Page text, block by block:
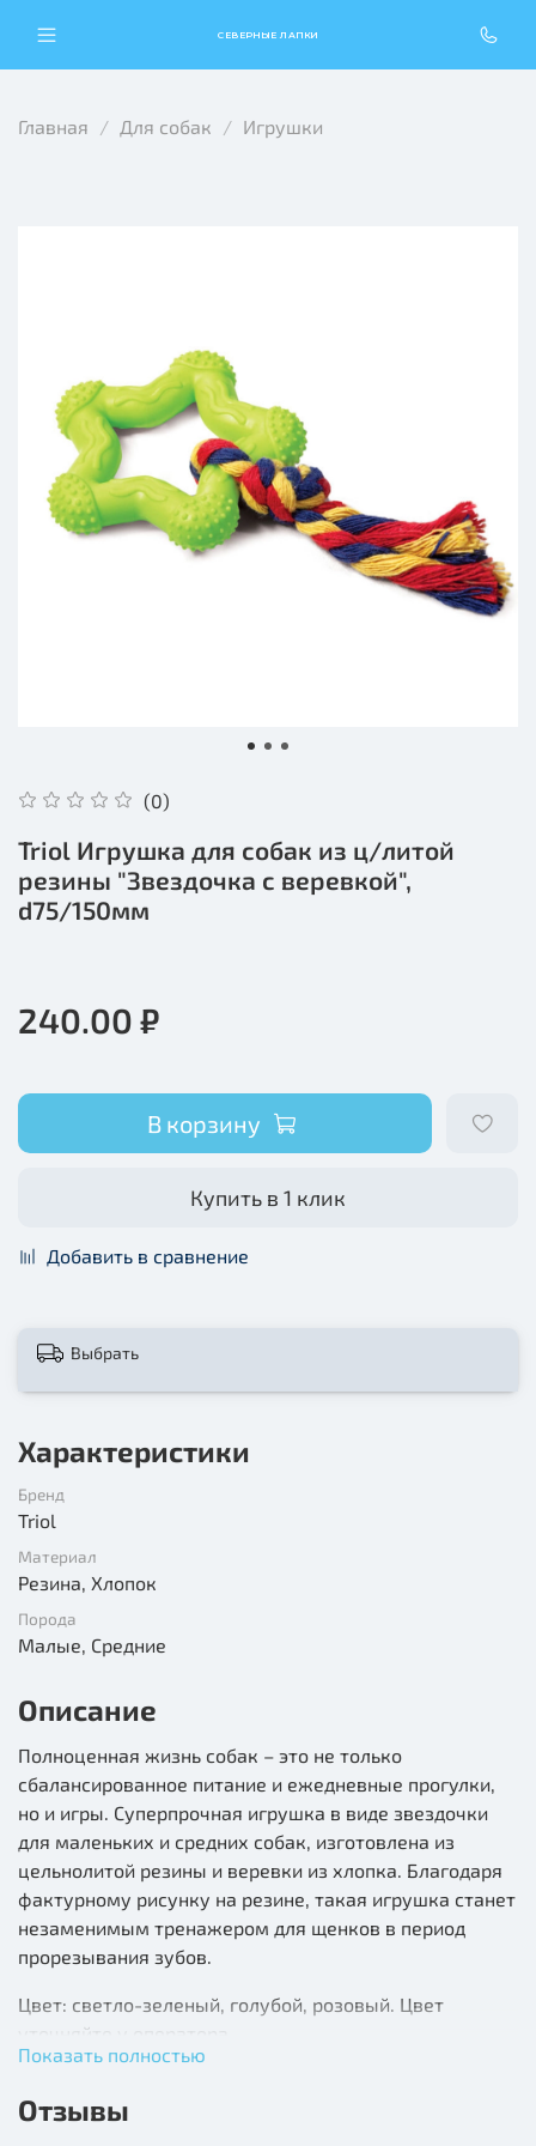
СЕВЕРНЫЕ ЛАПКИ
Главная Для собак Игрушки
(0)
Triol Игрушка для собак из ц/литой
резины "Звездочка с веревкой",
d75/150мм
240.00 ₽
В корзину
Купить в 1 клик
Добавить в сравнение
Выбрать
Характеристики
Бренд
Triol
Материал
Резина, Хлопок
Порода
Малые, Средние
Описание
Полноценная жизнь собак – это не только
сбалансированное питание и ежедневные прогулки,
но и игры. Суперпрочная игрушка в виде звездочки
для маленьких и средних собак, изготовлена из
цельнолитой резины и веревки из хлопка. Благодаря
фактурному рисунку на резине, такая игрушка станет
незаменимым тренажером для щенков в период
прорезывания зубов.
Цвет: светло-зеленый, голубой, розовый. Цвет
уточняйте у оператора
Состав: резина, хлопок
Показать полностью
Отзывы